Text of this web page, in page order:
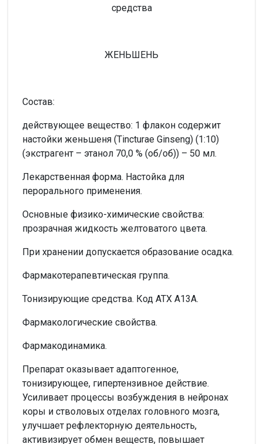
средства
ЖЕНЬШЕНЬ
Состав:
действующее вещество: 1 флакон содержит
настойки женьшеня (Tincturae Ginseng) (1:10)
(экстрагент – этанол 70,0 % (об/об)) – 50 мл.
Лекарственная форма. Настойка для
перорального применения.
Основные физико-химические свойства:
прозрачная жидкость желтоватого цвета.
При хранении допускается образование осадка.
Фармакотерапевтическая группа.
Тонизирующие средства. Код АТХ А13А.
Фармакологические свойства.
Фармакодинамика.
Препарат оказывает адаптогенное,
тонизирующее, гипертензивное действие.
Усиливает процессы возбуждения в нейронах
коры и стволовых отделах головного мозга,
улучшает рефлекторную деятельность,
активизирует обмен веществ, повышает